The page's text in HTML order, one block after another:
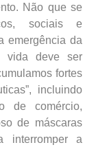
Não que se
sociais e
emergência da
vida deve ser
fortes
incluindo
de comércio,
de máscaras
interromper a